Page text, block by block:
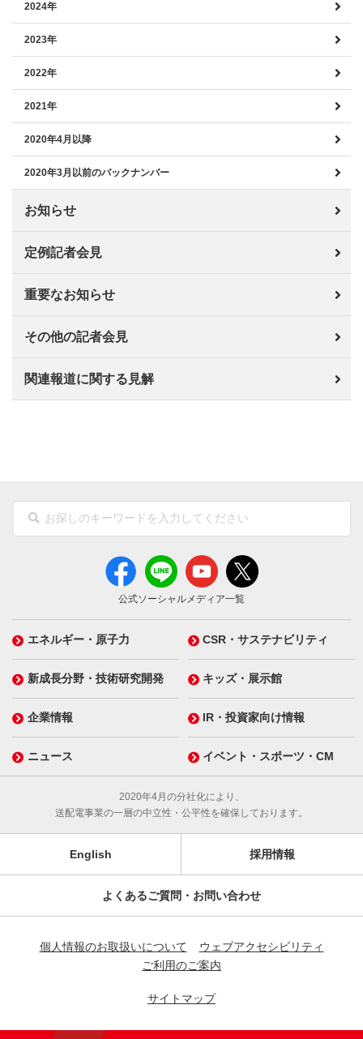
2024年
2023年
2022年
2021年
2020年4月以降
2020年3月以前のバックナンバー
お知らせ
定例記者会見
重要なお知らせ
その他の記者会見
関連報道に関する見解
公式ソーシャルメディア一覧
エネルギー・原子力 CSR・サステナビリティ
新成長分野・技術研究開発 キッズ・展示館
企業情報 IR・投資家向け情報
ニュース イベント・スポーツ・CM
2020年4月の分社化により、
送配電事業の一層の中立性・公平性を確保しております。
English 採用情報
よくあるご質問・お問い合わせ
個人情報のお取扱いについて
ウェブアクセシビリティ
ご利用のご案内
サイトマップ